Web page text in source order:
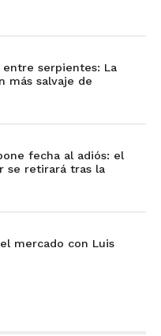
serpientes: La
más salvaje de
fecha al adiós: el
se retirará tras la
mercado con Luis